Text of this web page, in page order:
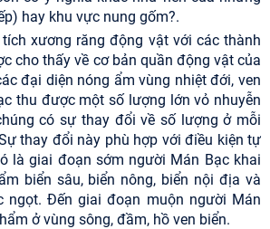
hay khu vực nung gốm?.
xương răng động vật với các thành
cho thấy về cơ bản quần động vật của
đại diện nóng ẩm vùng nhiệt đới, ven
thu được một số lượng lớn vỏ nhuyễn
có sự thay đổi về số lượng ở mỗi
thay đổi này phù hợp với điều kiện tự
là giai đoạn sớm người Mán Bạc khai
biển sâu, biển nông, biển nội địa và
ngọt. Đến giai đoạn muộn người Mán
ở vùng sông, đầm, hồ ven biển.